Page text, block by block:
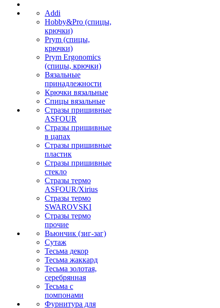
Addi
Hobby&Pro (спицы,
крючки)
Prym (спицы,
крючки)
Prym Ergonomics
(спицы, крючки)
Вязальные
принадлежности
Крючки вязальные
Спицы вязальные
Стразы пришивные
ASFOUR
Стразы пришивные
в цапах
Стразы пришивные
пластик
Стразы пришивные
стекло
Стразы термо
ASFOUR/Xirius
Стразы термо
SWAROVSKI
Стразы термо
прочие
Вьюнчик (зиг-заг)
Сутаж
Тесьма декор
Тесьма жаккард
Тесьма золотая,
серебрянная
Тесьма с
помпонами
Фурнитура для